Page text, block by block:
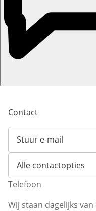
Contact
Stuur e-mail
Opent e-mailclient
Alle contactopties
Telefoon
Wij staan dagelijks